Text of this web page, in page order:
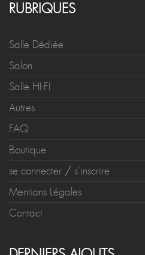
RUBRIQUES
Salle Dédiée
Salon
Salle HI-FI
Autres
FAQ
Boutique
se connecter / s'inscrire
Mentions Légales
Contact